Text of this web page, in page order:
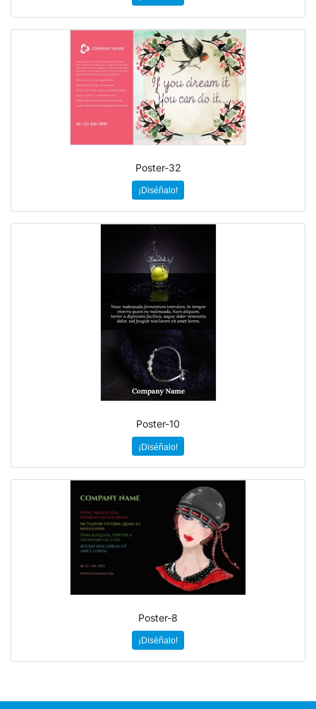
Poster-32
¡Diséñalo!
Poster-10
¡Diséñalo!
Poster-8
¡Diséñalo!